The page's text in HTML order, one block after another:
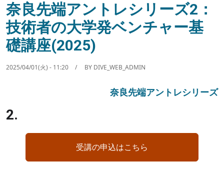
奈良先端アントレシリーズ2：
技術者の大学発ベンチャー基
礎講座(2025)
2025/04/01(火) - 11:20 BY DIVE_WEB_ADMIN
奈良先端アントレシリーズ
2.
受講の申込はこちら